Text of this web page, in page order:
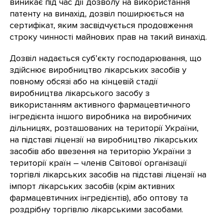
патенту на винахід, дозвіл поширюється на
сертифікат, яким засвідчується продовження
строку чинності майнових прав на такий винахід.
Дозвіл надається суб’єкту господарювання, що
здійснює виробництво лікарських засобів у
повному обсязі або на кінцевій стадії
виробництва лікарського засобу з
використанням активного фармацевтичного
інгредієнта іншого виробника на виробничих
дільницях, розташованих на території України,
на підставі ліцензії на виробництво лікарських
засобів або ввезення на територію України з
території країн – членів Світової організації
торгівлі лікарських засобів на підставі ліцензії на
імпорт лікарських засобів (крім активних
фармацевтичних інгредієнтів), або оптову та
роздрібну торгівлю лікарськими засобами.